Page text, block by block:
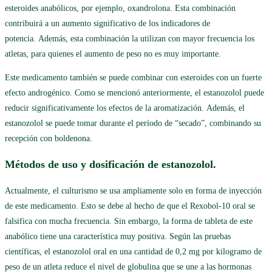
esteroides anabólicos, por ejemplo, oxandrolona. Esta combinación
contribuirá a un aumento significativo de los indicadores de
potencia. Además, esta combinación la utilizan con mayor frecuencia los
atletas, para quienes el aumento de peso no es muy importante.
Este medicamento también se puede combinar con esteroides con un fuerte
efecto androgénico. Como se mencionó anteriormente, el estanozolol puede
reducir significativamente los efectos de la aromatización. Además, el
estanozolol se puede tomar durante el período de “secado”, combinando su
recepción con boldenona.
Métodos de uso y dosificación de estanozolol.
Actualmente, el culturismo se usa ampliamente solo en forma de inyección
de este medicamento. Esto se debe al hecho de que el Rexobol-10 oral se
falsifica con mucha frecuencia. Sin embargo, la forma de tableta de este
anabólico tiene una característica muy positiva. Según las pruebas
científicas, el estanozolol oral en una cantidad de 0,2 mg por kilogramo de
peso de un atleta reduce el nivel de globulina que se une a las hormonas